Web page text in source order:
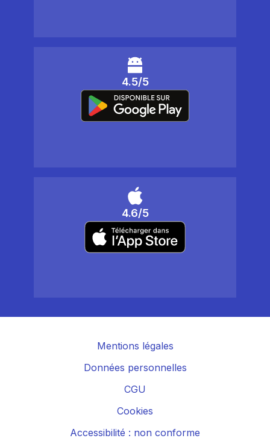
4.5/5
4.6/5
Mentions légales
Données personnelles
CGU
Cookies
Accessibilité : non conforme